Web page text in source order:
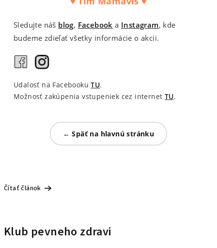
Sledujte náš blog, Facebook a Instagram, kde
budeme zdieľať všetky informácie o akcii.
Udalosť na FacebookuTU.
Možnosť zakúpenia vstupeniek cez internet TU.
← Späť na hlavnú stránku
Čítať článok
Klub pevneho zdravi